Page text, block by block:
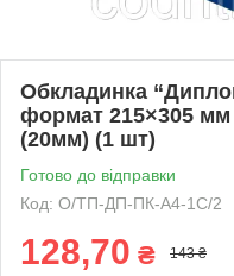
Обкладинка
формат 215×305 мм
(20мм) (1 шт)
Готово до відправки
Код: О/ТП-ДП-ПК-А4-1С/2
128,70 ₴ 143 ₴